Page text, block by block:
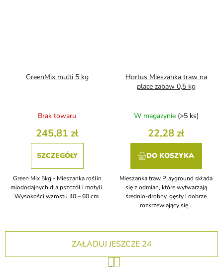
GreenMix multi 5 kg
Brak towaru
245,81 zł
SZCZEGÓŁY
Green Mix 5kg - Mieszanka roślin
miododajnych dla pszczół i motyli.
Wysokości wzrostu 40 – 60 cm.
Hortus Mieszanka traw na
place zabaw 0,5 kg
W magazynie (>5 ks)
22,28 zł
DO KOSZYKA
Mieszanka traw Playground składa
się z odmian, które wytwarzają
średnio-drobny, gęsty i dobrze
rozkrzewiający się...
ZAŁADUJ JESZCZE 24
P